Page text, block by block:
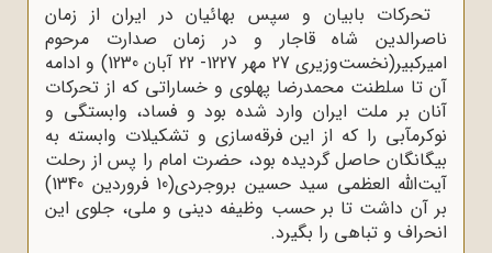
تحرکات بابیان و سپس بهائیان در ایران از زمان
ناصرالدین شاه قاجار و در زمان صدارت مرحوم
امیرکبیر(نخست‌وزیری 27 مهر 1227- 22 آبان 1230) و ادامه
آن تا سلطنت محمدرضا پهلوی و خساراتی که از تحرکات
آنان بر ملت ایران وارد شده بود و فساد، وابستگی و
نوکرمآبی را که از این فرقه‌سازی و تشکیلات وابسته به
بیگانگان حاصل گردیده بود، حضرت امام را پس از رحلت
آیت‌الله العظمی سید حسین بروجردی(10 فروردین 1340)
بر آن داشت تا بر حسب وظیفه دینی و ملی، جلوی این
انحراف و تباهی را بگیرد.